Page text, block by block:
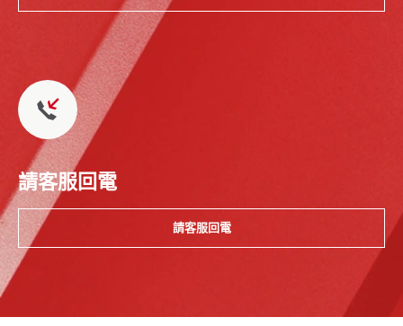
請客服回電
請客服回電